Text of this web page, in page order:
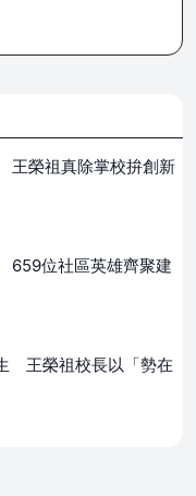
榮祖真除掌校拚創新
位社區英雄齊聚建
王榮祖校長以「勢在